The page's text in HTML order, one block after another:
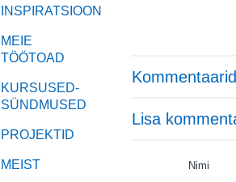
INSPIRATSIOON
MEIE
TÖÖTOAD
KURSUSED-
SÜNDMUSED
PROJEKTID
MEIST
Lisa
Nimi